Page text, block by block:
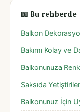
📖 Bu rehberde
Balkon
Bakımı Kolay ve
Balkonunuza
Saksıda
Balkonunuz İçin